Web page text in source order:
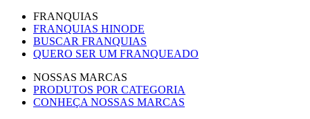
FRANQUIAS
FRANQUIAS HINODE
BUSCAR FRANQUIAS
QUERO SER UM FRANQUEADO
NOSSAS MARCAS
PRODUTOS POR CATEGORIA
CONHEÇA NOSSAS MARCAS